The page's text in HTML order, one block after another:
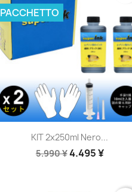
Anteprima
KIT 2x250ml Nero...
5.990 ¥4.495 ¥
PACCHETTO